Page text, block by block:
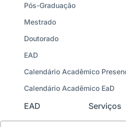
Pós-Graduação
Mestrado
Doutorado
EAD
Calendário Acadêmico
Calendário Acadêmico EaD
EAD Serviços